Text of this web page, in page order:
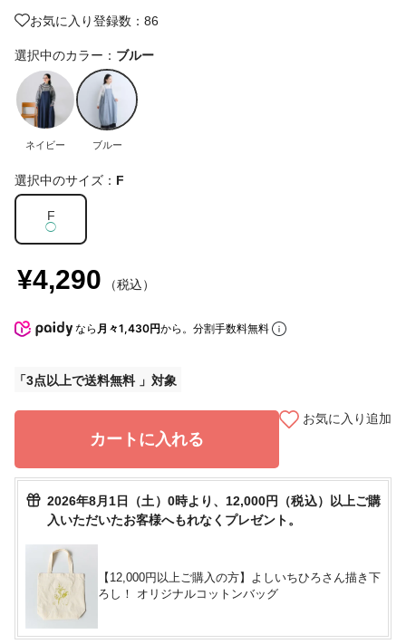
お気に入り登録数：86
選択中のカラー： ブルー
ネイビー ブルー
選択中のサイズ： F
F
◯
¥4,290 （税込）
なら 月々1,430円から。分割手数料無料
3点以上で送料無料
カートに入れる
お気に入り追加
2026年8月1日（土）0時より、12,000円（税込）以上ご購
入いただいたお客様へもれなくプレゼント。
【12,000円以上ご購入の方】よしいちひろさん描き下
ろし！ オリジナルコットンバッグ